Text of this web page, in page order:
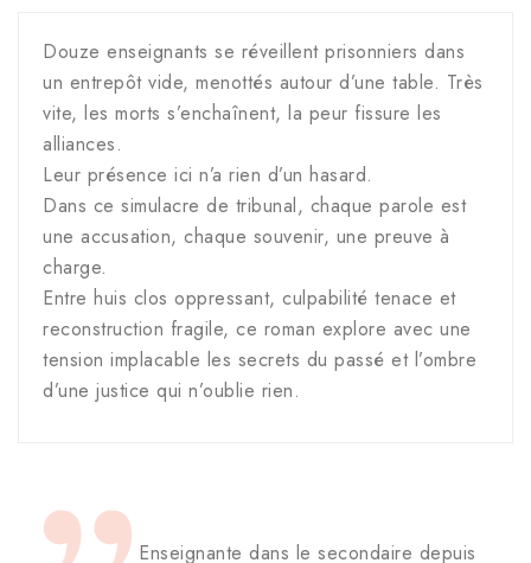
Douze enseignants se réveillent prisonniers dans
un entrepôt vide, menottés autour d’une table. Très
vite, les morts s’enchaînent, la peur fissure les
alliances.
Leur présence ici n’a rien d’un hasard.
Dans ce simulacre de tribunal, chaque parole est
une accusation, chaque souvenir, une preuve à
charge.
Entre huis clos oppressant, culpabilité tenace et
reconstruction fragile, ce roman explore avec une
tension implacable les secrets du passé et l’ombre
d’une justice qui n’oublie rien.
Enseignante dans le secondaire depuis